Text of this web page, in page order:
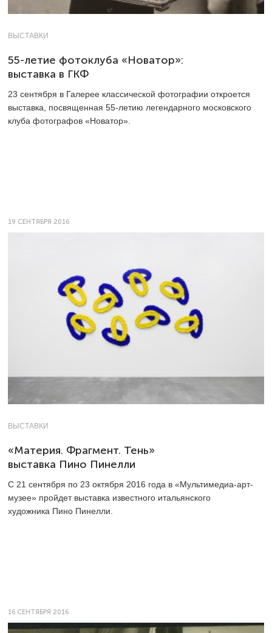
ВЫСТАВКИ
55-летие фотоклуба «Новатор»:
выставка в ГКФ
23 сентября в Галерее классической фотографии откроется
выставка, посвященная 55-летию легендарного московского
клуба фотографов «Новатор».
19 СЕНТЯБРЯ 2016
ВЫСТАВКИ
«Материя. Фрагмент. Тень»
выставка Пино Пинелли
С 21 сентября по 23 октября 2016 года в «Мультимедиа-арт-
музее» пройдет выставка известного итальянского
художника Пино Пинелли.
16 СЕНТЯБРЯ 2016